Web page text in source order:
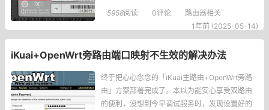
切换的样子，仿佛看到了三年前刚接触智能设备
的自己。今天就以这段经历为引，给大家详细讲
我固执地尝
5958阅读 0评论
路由器相关
1年前 (2025-05-14)
iKuai+OpenWrt旁路由端口映射不生效的解决办法
终于把心心念念的「iKuai主路由+OpenWrt旁路
由」方案部署完成了。本以为能安心享受双路由
的便利，没想到今早调试服务时，发现设置好的